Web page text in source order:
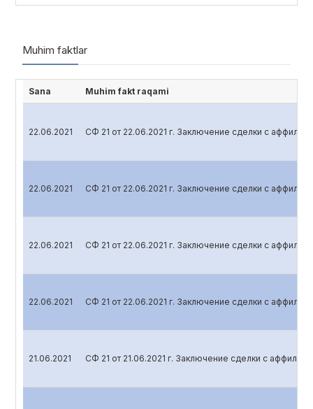
Muhim faktlar
Sana Muhim fakt raqami
22.06.2021 СФ 21 от 22.06.2021 г. Заключение сделки с
22.06.2021 СФ 21 от 22.06.2021 г. Заключение сделки с
22.06.2021 СФ 21 от 22.06.2021 г. Заключение сделки с
22.06.2021 СФ 21 от 22.06.2021 г. Заключение сделки с
21.06.2021 СФ 21 от 21.06.2021 г. Заключение сделки с